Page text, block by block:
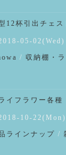
12杯引出チェ
05-02(Wed)
/ 収納棚・ラ
イフラワー各種
10-22(Mon)
ラインナップ /